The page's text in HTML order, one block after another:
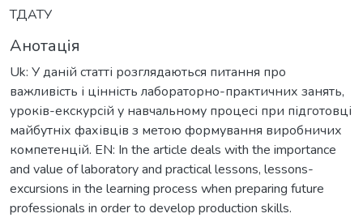
ТДАТУ
Анотація
Uk: У даній статті розглядаються питання про
важливість і цінність лабораторно-практичних занять,
уроків-екскурсій у навчальному процесі при підготовці
майбутніх фахівців з метою формування виробничих
компетенцій. EN: In the article deals with the importance
and value of laboratory and practical lessons, lessons-
excursions in the learning process when preparing future
professionals in order to develop production skills.